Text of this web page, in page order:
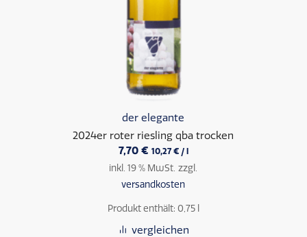
der elegante
2024er roter riesling qba trocken
7,70 € 10,27 €/ l
inkl. 19 % MwSt. zzgl.
versandkosten
Produkt enthält: 0,75
vergleichen